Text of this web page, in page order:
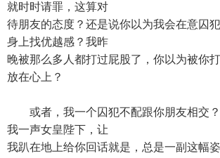
就时时请罪，这算对
待朋友的态度？还是说你以为我会在意囚
身上找优越感？我昨
晚被那么多人都打过屁股了，你以为被你
放在心上？
或者，我一个囚犯不配跟你朋友相交？
我一声女皇陛下，让
我趴在地上给你回话就是，总是一副这幅